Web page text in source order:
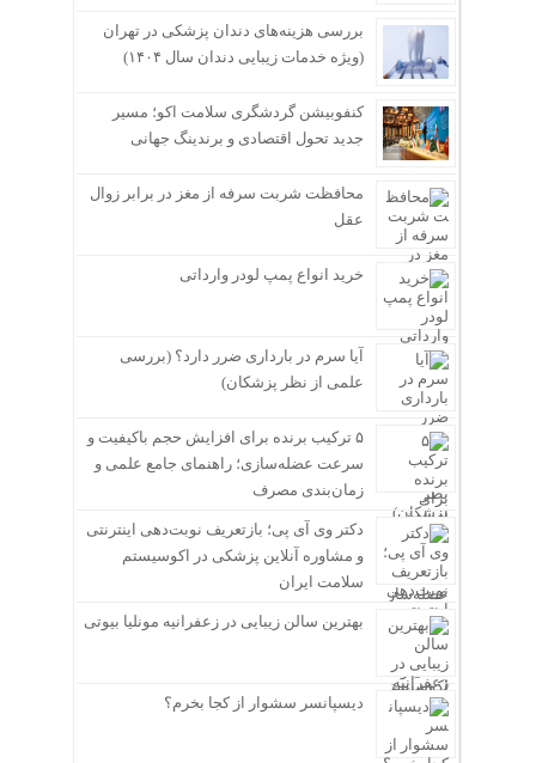
بررسی هزینه‌های دندان پزشکی در تهران
(ویژه خدمات زیبایی دندان سال ۱۴۰۴)
کنفوبیشن گردشگری سلامت اکو؛ مسیر
جدید تحول اقتصادی و برندینگ جهانی
محافظت شربت سرفه از مغز در برابر زوال
عقل
خرید انواع پمپ لودر وارداتی
آیا سرم در بارداری ضرر دارد؟ (بررسی
علمی از نظر پزشکان)
۵ ترکیب برنده برای افزایش حجم باکیفیت و
سرعت عضله‌سازی؛ راهنمای جامع علمی و
زمان‌بندی مصرف
دکتر وی آی پی؛ بازتعریف نوبت‌دهی اینترنتی
و مشاوره آنلاین پزشکی در اکوسیستم
سلامت ایران
بهترین سالن زیبایی در زعفرانیه مونلیا بیوتی
دیسپانسر سشوار از کجا بخرم؟